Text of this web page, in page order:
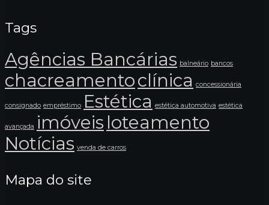
Tags
Agências Bancárias balneário bancos
chacreamentoclínica concessionária
consignado empréstimo Estética estética automotiva estética
avançada imóveis loteamento
Notícias venda de carros
Mapa do site